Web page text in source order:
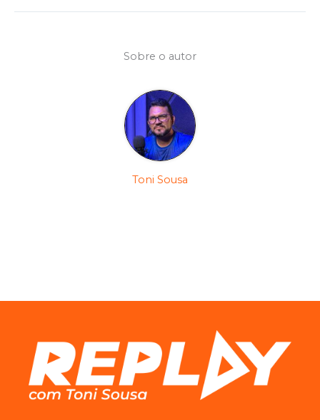
Sobre o autor
Toni Sousa